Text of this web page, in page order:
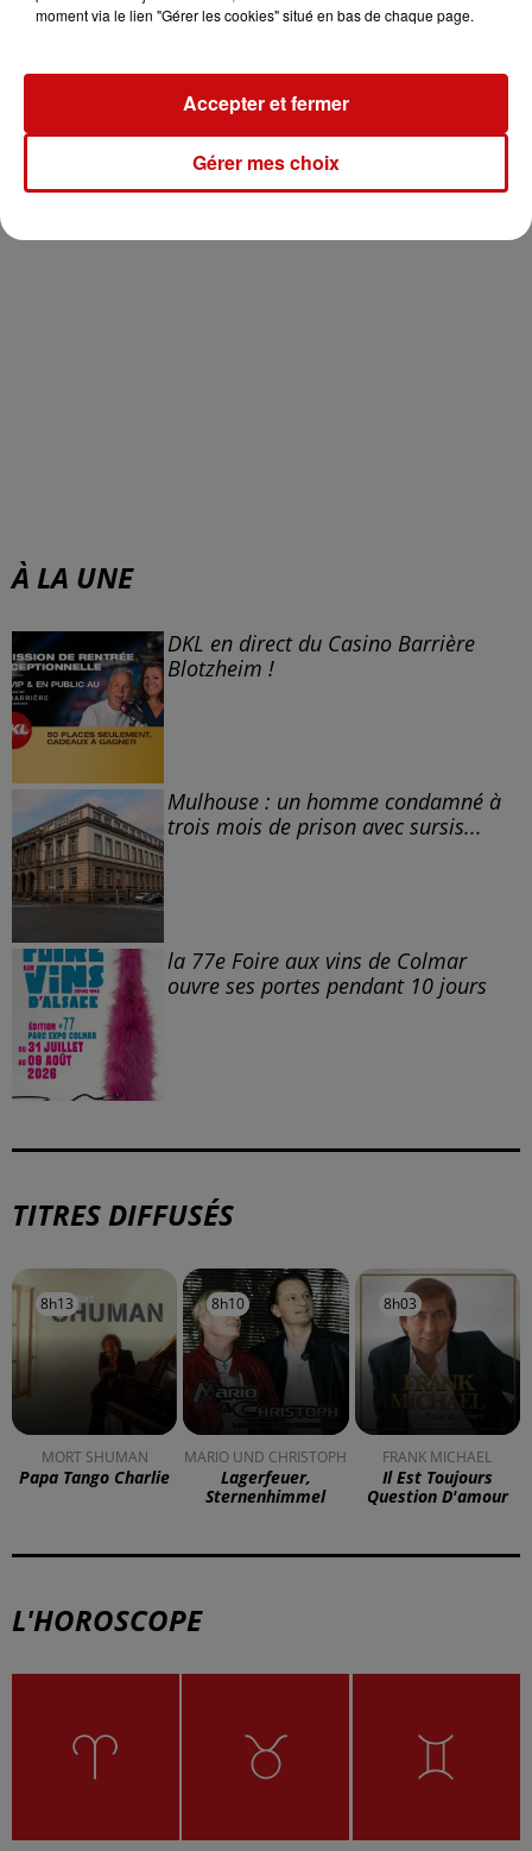
À LA UNE
DKL en direct du Casino Barrière
Blotzheim !
Mulhouse : un homme condamné à
trois mois de prison avec sursis...
la 77e Foire aux vins de Colmar
ouvre ses portes pendant 10 jours
TITRES DIFFUSÉS
8h13
8h13
MORT SHUMAN
Papa Tango Charlie
8h10
8h10
MARIO UND CHRISTOPH
Lagerfeuer,
Sternenhimmel
8h03
8h03
FRANK MICHAEL
Il Est Toujours
Question D'amour
L'HOROSCOPE
moment via le lien "Gérer les cookies" situé en bas de chaque page.
Gérer mes choix
Accepter et fermer